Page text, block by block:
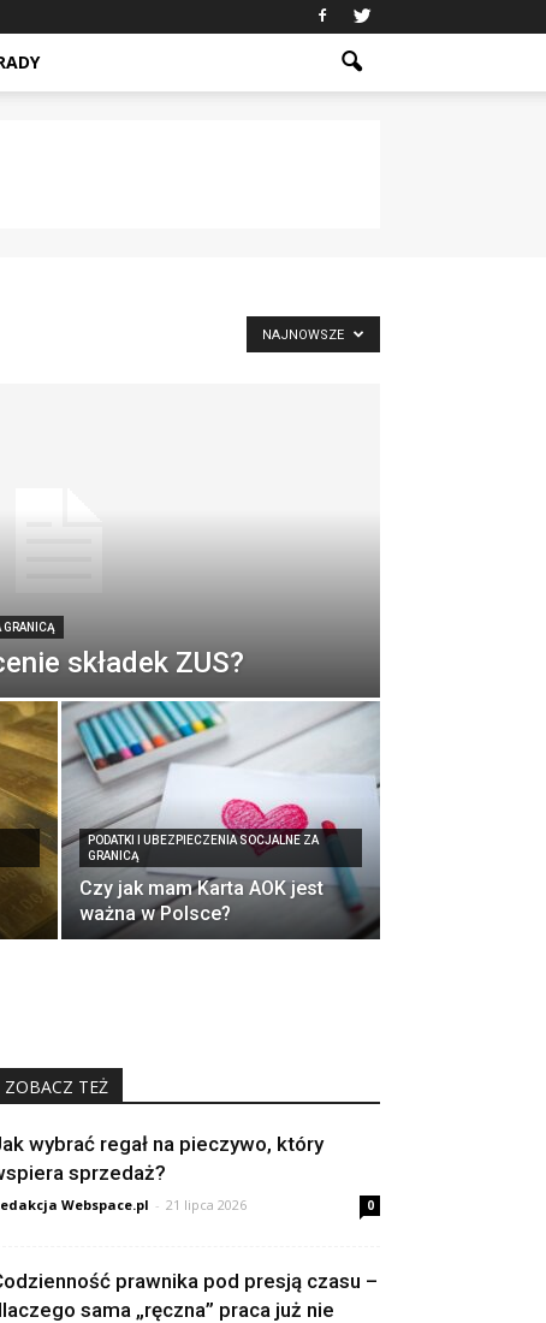
NAJNOWSZE
GRANICĄ
składek ZUS?
PODATKI I UBEZPIECZENIA SOCJALNE ZA
GRANICĄ
Czy jak mam Karta AOK jest
ważna w Polsce?
ZOBACZ TEŻ
wybrać regał na pieczywo, który
sprzedaż?
Webspace.pl - 21 lipca 2026 0
prawnika pod presją czasu –
sama „ręczna” praca już nie